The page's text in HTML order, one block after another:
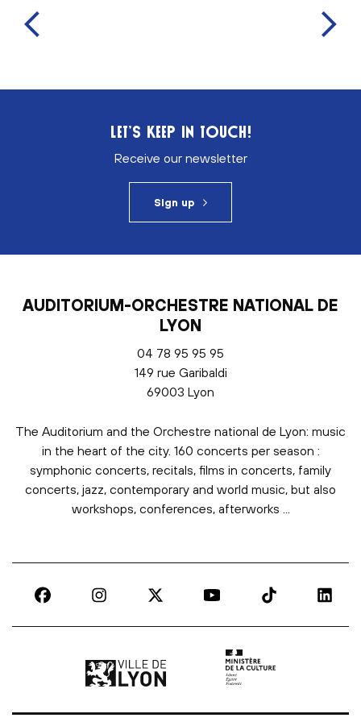
LET’S KEEP IN TOUCH!
Receive our newsletter
Sign up
AUDITORIUM-ORCHESTRE NATIONAL DE
LYON
04 78 95 95 95
149 rue Garibaldi
69003 Lyon
The Auditorium and the Orchestre national de Lyon: music
in the heart of the city. 160 concerts per season :
symphonic concerts, recitals, films in concerts, family
concerts, jazz, contemporary and world music, but also
workshops, conferences, afterworks ...
Ville de Lyon | lien externeMinistère de la culture